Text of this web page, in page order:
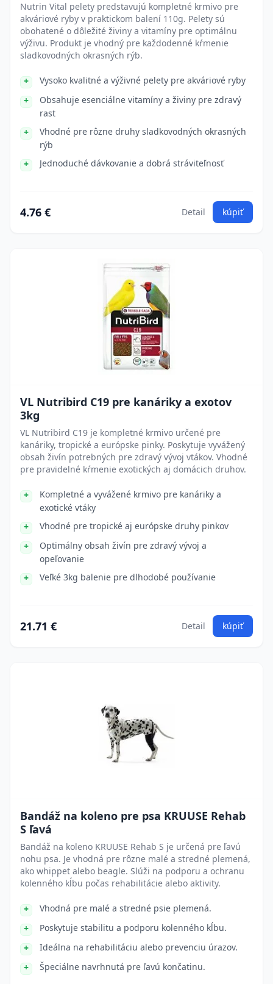
Nutrin Vital pelety predstavujú kompletné krmivo pre
akváriové ryby v praktickom balení 110g. Pelety sú
obohatené o dôležité živiny a vitamíny pre optimálnu
výživu. Produkt je vhodný pre každodenné kŕmenie
sladkovodných okrasných rýb.
Vysoko kvalitné a výživné pelety pre akváriové ryby
Obsahuje esenciálne vitamíny a živiny pre zdravý
rast
Vhodné pre rôzne druhy sladkovodných okrasných
rýb
Jednoduché dávkovanie a dobrá stráviteľnosť
4.76 € Detail kúpiť
VL Nutribird C19 pre kanáriky a exotov
3kg
VL Nutribird C19 je kompletné krmivo určené pre
kanáriky, tropické a európske pinky. Poskytuje vyvážený
obsah živín potrebných pre zdravý vývoj vtákov. Vhodné
pre pravidelné kŕmenie exotických aj domácich druhov.
Kompletné a vyvážené krmivo pre kanáriky a
exotické vtáky
Vhodné pre tropické aj európske druhy pinkov
Optimálny obsah živín pre zdravý vývoj a
opeľovanie
Veľké 3kg balenie pre dlhodobé používanie
21.71 € Detail kúpiť
Bandáž na koleno pre psa KRUUSE Rehab
S ľavá
Bandáž na koleno KRUUSE Rehab S je určená pre ľavú
nohu psa. Je vhodná pre rôzne malé a stredné plemená,
ako whippet alebo beagle. Slúži na podporu a ochranu
kolenného kĺbu počas rehabilitácie alebo aktivity.
Vhodná pre malé a stredné psie plemená.
Poskytuje stabilitu a podporu kolenného kĺbu.
Ideálna na rehabilitáciu alebo prevenciu úrazov.
Špeciálne navrhnutá pre ľavú končatinu.